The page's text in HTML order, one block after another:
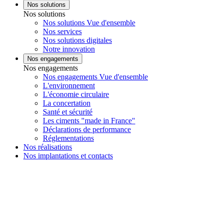
Nos solutions
Nos solutions
Nos solutions Vue d'ensemble
Nos services
Nos solutions digitales
Notre innovation
Nos engagements
Nos engagements
Nos engagements Vue d'ensemble
L'environnement
L'économie circulaire
La concertation
Santé et sécurité
Les ciments "made in France"
Déclarations de performance
Réglementations
Nos réalisations
Nos implantations et contacts